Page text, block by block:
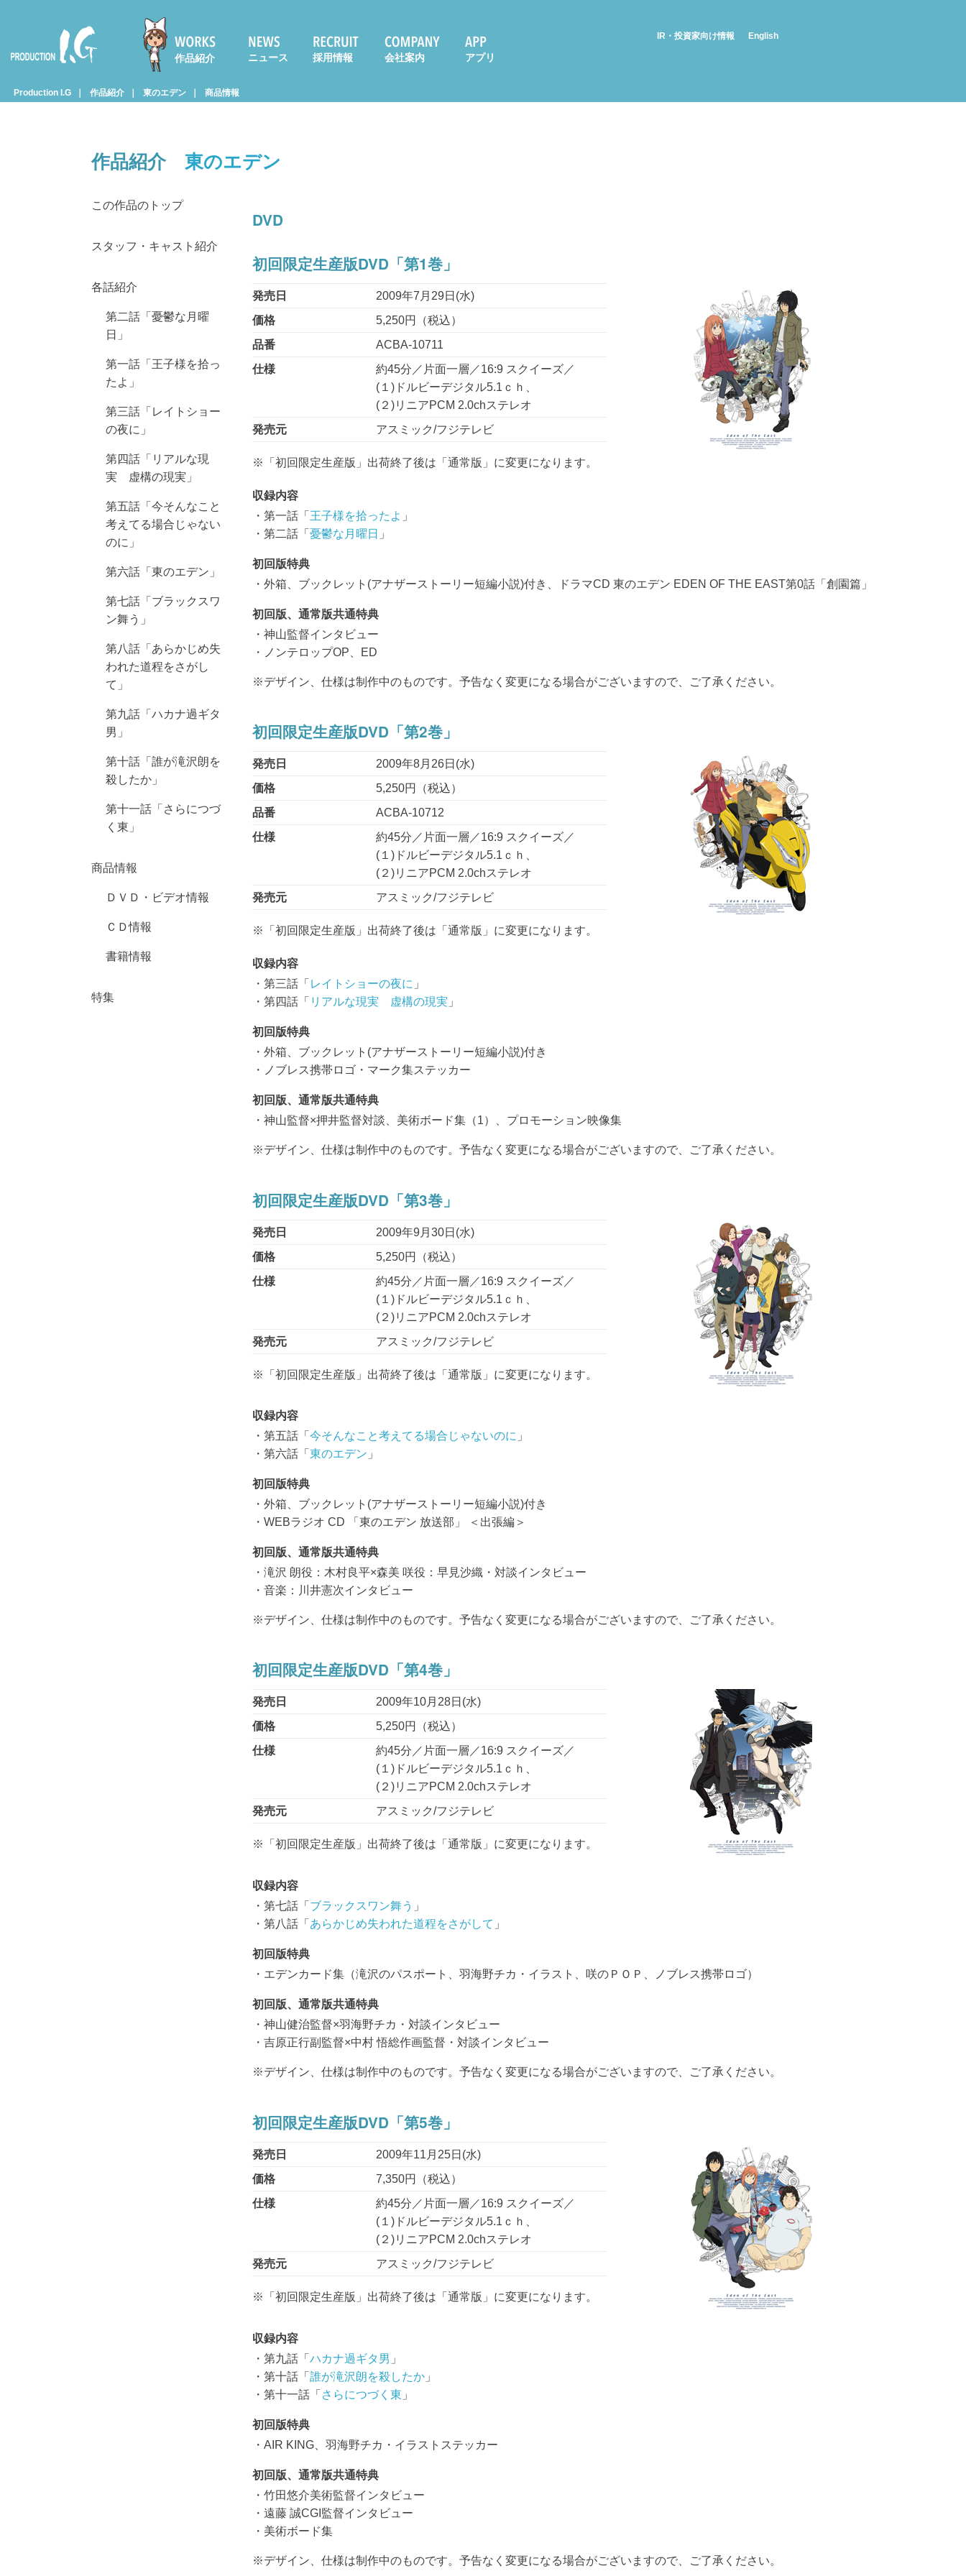
Prod
作品紹介 ニュース 採用情報 会社案内 アプリ
IR・投資家向け情報 English
Production I.G 作品紹介 東のエデン 商品情報
作品紹介 東のエデン
この作品のトップ
スタッフ・キャスト紹介
各話紹介
第二話「憂鬱な月曜
日」
第一話「王子様を拾っ
たよ」
第三話「レイトショー
の夜に」
第四話「リアルな現
実 虚構の現実」
第五話「今そんなこと
考えてる場合じゃない
のに」
第六話「東のエデン」
第七話「ブラックスワ
ン舞う」
第八話「あらかじめ失
われた道程をさがし
て」
第九話「ハカナ過ギタ
男」
第十話「誰が滝沢朗を
殺したか」
第十一話「さらにつづ
く東」
商品情報
ＤＶＤ・ビデオ情報
ＣＤ情報
書籍情報
特集
DVD
初回限定生産版DVD「第1巻」
発売日
2009年7月29日(水)
価格
5,250円（税込）
品番
ACBA-10711
仕様
約45分／片面一層／16:9 スクイーズ／
(１)ドルビーデジタル5.1ｃｈ、
(２)リニアPCM 2.0chステレオ
発売元
アスミック/フジテレビ
※「初回限定生産版」出荷終了後は「通常版」に変更になります。
収録内容
・第一話「 王子様を拾ったよ 」
・第二話「 憂鬱な月曜日 」
初回版特典
・外箱、ブックレット(アナザーストーリー短編小説)付き、ドラマCD 東のエデン EDEN OF THE EAST第0話「創園篇」
初回版、通常版共通特典
・神山監督インタビュー
・ノンテロップOP、ED
※デザイン、仕様は制作中のものです。予告なく変更になる場合がございますので、ご了承ください。
初回限定生産版DVD「第2巻」
発売日
2009年8月26日(水)
価格
5,250円（税込）
品番
ACBA-10712
仕様
約45分／片面一層／16:9 スクイーズ／
(１)ドルビーデジタル5.1ｃｈ、
(２)リニアPCM 2.0chステレオ
発売元
アスミック/フジテレビ
※「初回限定生産版」出荷終了後は「通常版」に変更になります。
収録内容
・第三話「 レイトショーの夜に 」
・第四話「 リアルな現実 虚構の現実 」
初回版特典
・外箱、ブックレット(アナザーストーリー短編小説)付き
・ノブレス携帯ロゴ・マーク集ステッカー
初回版、通常版共通特典
・神山監督×押井監督対談、美術ボード集（1）、プロモーション映像集
※デザイン、仕様は制作中のものです。予告なく変更になる場合がございますので、ご了承ください。
初回限定生産版DVD「第3巻」
発売日
2009年9月30日(水)
価格
5,250円（税込）
仕様
約45分／片面一層／16:9 スクイーズ／
(１)ドルビーデジタル5.1ｃｈ、
(２)リニアPCM 2.0chステレオ
発売元
アスミック/フジテレビ
※「初回限定生産版」出荷終了後は「通常版」に変更になります。
収録内容
・第五話「 今そんなこと考えてる場合じゃないのに 」
・第六話「 東のエデン 」
初回版特典
・外箱、ブックレット(アナザーストーリー短編小説)付き
・WEBラジオ CD 「東のエデン 放送部」 ＜出張編＞
初回版、通常版共通特典
・滝沢 朗役：木村良平×森美 咲役：早見沙織・対談インタビュー
・音楽：川井憲次インタビュー
※デザイン、仕様は制作中のものです。予告なく変更になる場合がございますので、ご了承ください。
初回限定生産版DVD「第4巻」
発売日
2009年10月28日(水)
価格
5,250円（税込）
仕様
約45分／片面一層／16:9 スクイーズ／
(１)ドルビーデジタル5.1ｃｈ、
(２)リニアPCM 2.0chステレオ
発売元
アスミック/フジテレビ
※「初回限定生産版」出荷終了後は「通常版」に変更になります。
収録内容
・第七話「 ブラックスワン舞う 」
・第八話「 あらかじめ失われた道程をさがして 」
初回版特典
・エデンカード集（滝沢のパスポート、羽海野チカ・イラスト、咲のＰＯＰ、ノブレス携帯ロゴ）
初回版、通常版共通特典
・神山健治監督×羽海野チカ・対談インタビュー
・吉原正行副監督×中村 悟総作画監督・対談インタビュー
※デザイン、仕様は制作中のものです。予告なく変更になる場合がございますので、ご了承ください。
初回限定生産版DVD「第5巻」
発売日
2009年11月25日(水)
価格
7,350円（税込）
仕様
約45分／片面一層／16:9 スクイーズ／
(１)ドルビーデジタル5.1ｃｈ、
(２)リニアPCM 2.0chステレオ
発売元
アスミック/フジテレビ
※「初回限定生産版」出荷終了後は「通常版」に変更になります。
収録内容
・第九話「 ハカナ過ギタ男 」
・第十話「 誰が滝沢朗を殺したか 」
・第十一話「 さらにつづく東 」
初回版特典
・AIR KING、羽海野チカ・イラストステッカー
初回版、通常版共通特典
・竹田悠介美術監督インタビュー
・遠藤 誠CGI監督インタビュー
・美術ボード集
※デザイン、仕様は制作中のものです。予告なく変更になる場合がございますので、ご了承ください。